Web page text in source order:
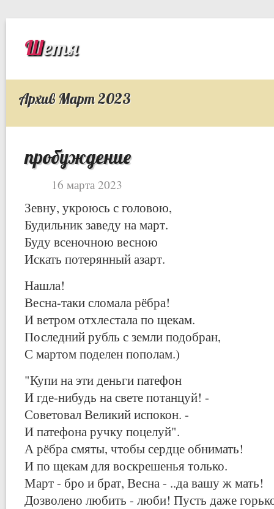
Шетя
Архив Март 2023
пробуждение
16 марта 2023
Зевну, укроюсь с головою,
Будильник заведу на март.
Буду всеночною весною
Искать потерянный азарт.
Нашла!
Весна-таки сломала рёбра!
И ветром отхлестала по щекам.
Последний рубль с земли подобран,
С мартом поделен пополам.)
"Купи на эти деньги патефон
И где-нибудь на свете потанцуй! -
Советовал Великий испокон. -
И патефона ручку поцелуй".
А рёбра смяты, чтобы сердце обнимать!
И по щекам для воскрешенья только.
Март - бро и брат, Весна - ..да вашу ж мать!
Дозволено любить - люби! Пусть даже